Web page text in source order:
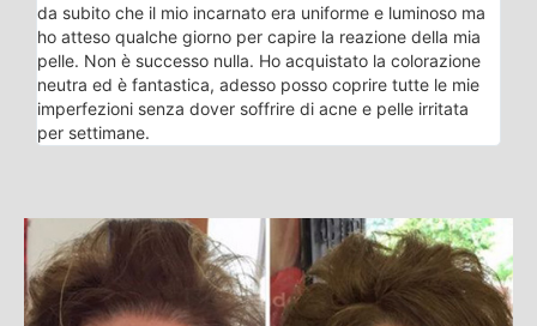
da subito che il mio incarnato era uniforme e luminoso ma
ho atteso qualche giorno per capire la reazione della mia
pelle. Non è successo nulla. Ho acquistato la colorazione
neutra ed è fantastica, adesso posso coprire tutte le mie
imperfezioni senza dover soffrire di acne e pelle irritata
per settimane.